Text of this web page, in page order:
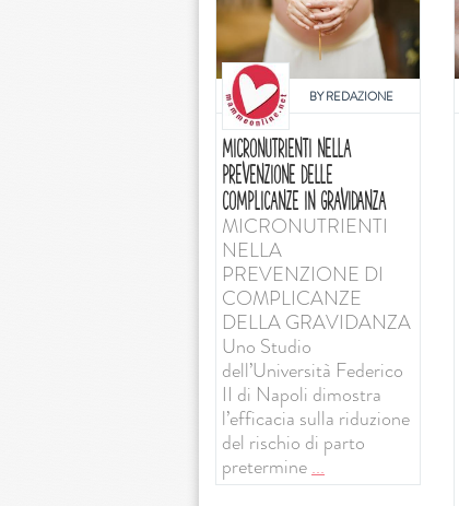
BYREDAZIONE
MICRONUTRIENTI NELLA
PREVENZIONE DELLE
COMPLICANZE IN GRAVIDANZA
MICRONUTRIENTI
NELLA
PREVENZIONE DI
COMPLICANZE
DELLA GRAVIDANZA
Uno Studio
dell’Università Federico
II di Napoli dimostra
l’efficacia sulla riduzione
del rischio di parto
pretermine...